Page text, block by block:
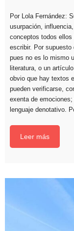
Por Lola Fernández:
usurpación,
conceptos todos ellos
escribir. Por supuesto
pues no es lo mismo
literatura, o un
obvio que hay textos
pueden verificarse,
exenta de
lenguaje denotativo.
Leer más